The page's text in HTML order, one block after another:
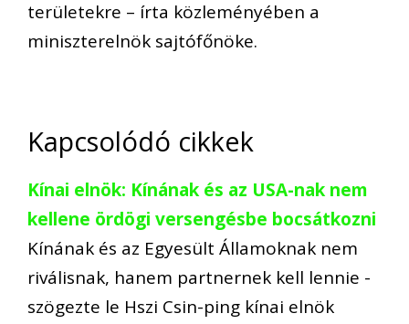
területekre – írta közleményében a
miniszterelnök sajtófőnöke.
Kapcsolódó cikkek
Kínai elnök: Kínának és az USA-nak nem
kellene ördögi versengésbe bocsátkozni
Kínának és az Egyesült Államoknak nem
riválisnak, hanem partnernek kell lennie -
szögezte le Hszi Csin-ping kínai elnök